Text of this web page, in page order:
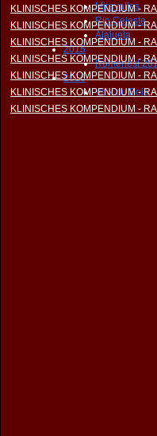
Miravalles
Rio Celeste
Alajuela
2015
Römerfest
2016
Voix du Bois
KLINISCHES KOMPENDIUM -
KLINISCHES KOMPENDIUM -
KLINISCHES KOMPENDIUM -
KLINISCHES KOMPENDIUM -
KLINISCHES KOMPENDIUM -
KLINISCHES KOMPENDIUM -
KLINISCHES KOMPENDIUM -